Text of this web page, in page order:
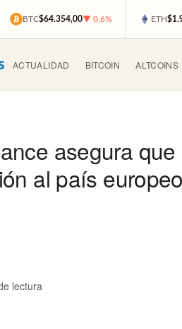
BTC$64.354,00▼ 0,6% ETH
ACTUALIDAD BITCOIN ALTCOINS
asegura
al país europeo
lectura